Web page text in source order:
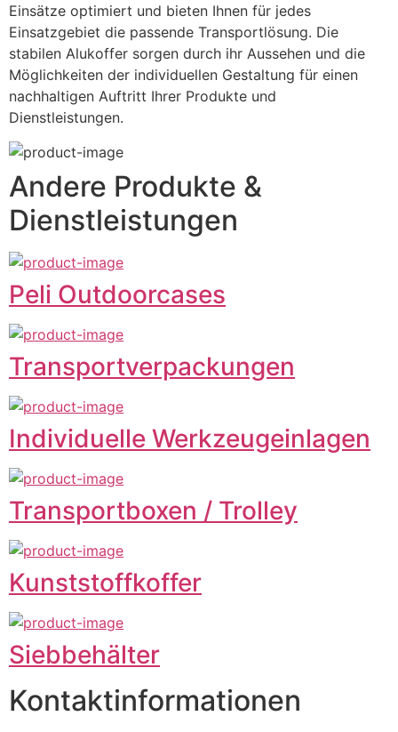
Einsätze optimiert und bieten Ihnen für jedes
Einsatzgebiet die passende Transportlösung. Die
stabilen Alukoffer sorgen durch ihr Aussehen und die
Möglichkeiten der individuellen Gestaltung für einen
nachhaltigen Auftritt Ihrer Produkte und
Dienstleistungen.
Andere Produkte &
Dienstleistungen
Peli Outdoorcases
Transportverpackungen
Individuelle Werkzeugeinlagen
Transportboxen / Trolley
Kunststoffkoffer
Siebbehälter
Kontaktinformationen